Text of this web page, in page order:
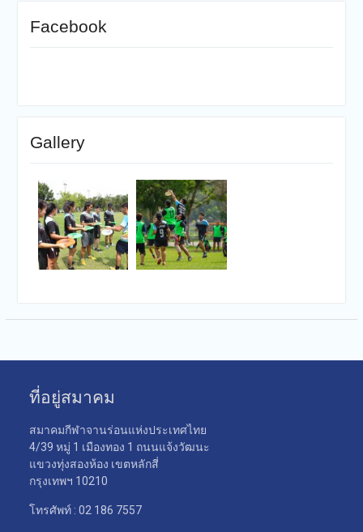
Facebook
Gallery
ที่อยู่สมาคม
สมาคมกีฬาจานร่อนแห่งประเทศไทย
4/39 หมู่ 1 เมืองทอง 1 ถนนแจ้งวัฒนะ
แขวงทุ่งสองห้อง เขตหลักสี่
กรุงเทพฯ 10210
โทรศัพท์ : 02 186 7557